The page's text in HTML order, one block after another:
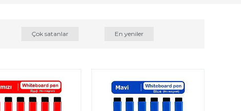
Çok satanlar En yeniler